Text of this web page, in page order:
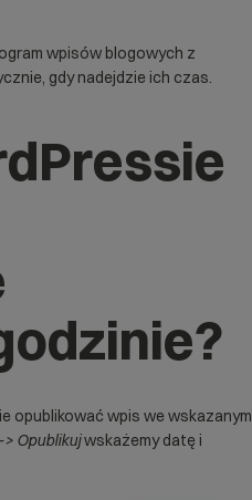
wpisów blogowych z
gdy nadejdzie ich czas.
opublikować wpis we wskazanym
Opublikujwskażemy datę i